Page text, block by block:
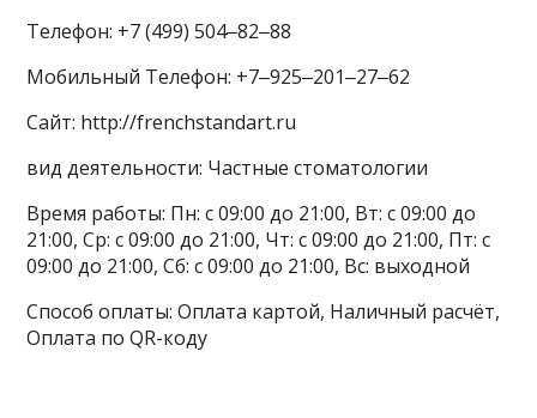
Телефон: +7 (499) 504‒82‒88
Мобильный Телефон: +7‒925‒201‒27‒62
Сайт: http://frenchstandart.ru
вид деятельности: Частные стоматологии
Время работы: Пн: с 09:00 до 21:00, Вт: с 09:00 до
21:00, Ср: с 09:00 до 21:00, Чт: с 09:00 до 21:00, Пт: с
09:00 до 21:00, Сб: с 09:00 до 21:00, Вс: выходной
Способ оплаты: Оплата картой, Наличный расчёт,
Оплата по QR-коду